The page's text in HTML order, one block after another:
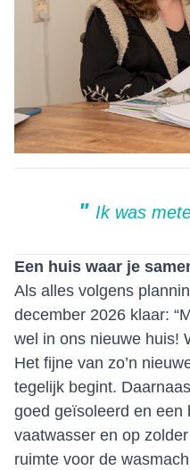
Ik was
Een huis waar je
Als alles volgens
december 2026 klaar:
wel in ons nieuwe huis!
Het fijne van zo’n
tegelijk begint.
goed geïsoleerd en een
vaatwasser en op
ruimte voor de